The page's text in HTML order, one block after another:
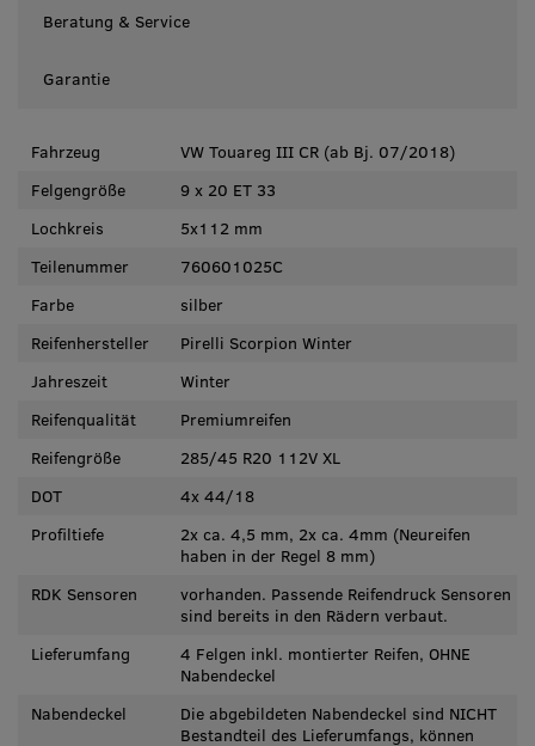
Beratung & Service
Garantie
Fahrzeug
VW Touareg III CR (ab Bj. 07/2018)
Felgengröße
9 x 20 ET 33
Lochkreis
5x112 mm
Teilenummer
760601025C
Farbe
silber
Reifenhersteller
Pirelli Scorpion Winter
Jahreszeit
Winter
Reifenqualität
Premiumreifen
Reifengröße
285/45 R20 112V XL
DOT
4x 44/18
Profiltiefe
2x ca. 4,5 mm, 2x ca. 4mm (Neureifen
haben in der Regel 8 mm)
RDK Sensoren
vorhanden. Passende Reifendruck Sensoren
sind bereits in den Rädern verbaut.
Lieferumfang
4 Felgen inkl. montierter Reifen, OHNE
Nabendeckel
Nabendeckel
Die abgebildeten Nabendeckel sind NICHT
Bestandteil des Lieferumfangs, können